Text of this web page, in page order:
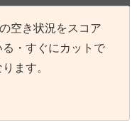
空き状況をスコア
・すぐにカットで
ます。